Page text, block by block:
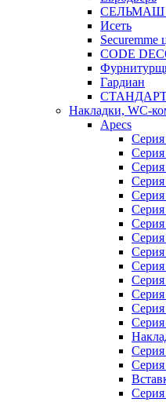
СЕЛЬМАШ
Исеть
Securemme
CODE
Гардиан
Накладки, WC-
Apecs
Серия
Серия
Серия